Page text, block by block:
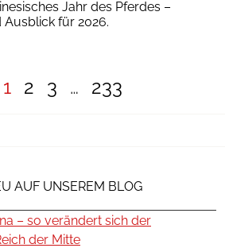
Jahr des Pferdes –
für 2026.
1 2 3 … 233
AUF UNSEREM BLOG
– so verändert sich der
der Mitte